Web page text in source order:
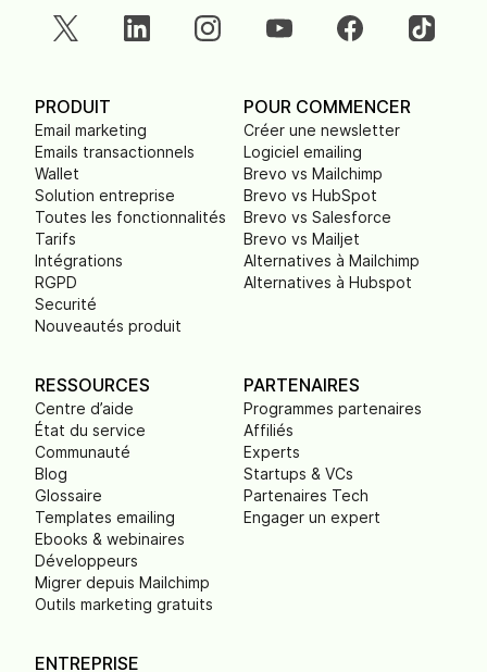
PRODUIT
Email marketing
Emails transactionnels
Wallet
Solution entreprise
Toutes les fonctionnalités
Tarifs
Intégrations
RGPD
Securité
Nouveautés produit
POUR COMMENCER
Créer une newsletter
Logiciel emailing
Brevo vs Mailchimp
Brevo vs HubSpot
Brevo vs Salesforce
Brevo vs Mailjet
Alternatives à Mailchimp
Alternatives à Hubspot
RESSOURCES
Centre d’aide
État du service
Communauté
Blog
Glossaire
Templates emailing
Ebooks & webinaires
Développeurs
Migrer depuis Mailchimp
Outils marketing gratuits
PARTENAIRES
Programmes partenaires
Affiliés
Experts
Startups & VCs
Partenaires Tech
Engager un expert
ENTREPRISE